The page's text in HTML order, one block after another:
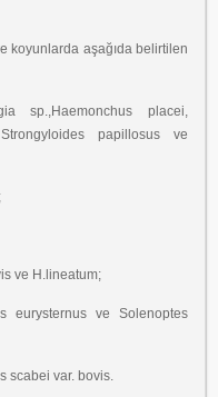
koyunlarda aşağıda belirtilen
sp.,Haemonchus placei,
papillosus ve
ve H.lineatum;
eurysternus ve Solenoptes
scabei var. bovis.